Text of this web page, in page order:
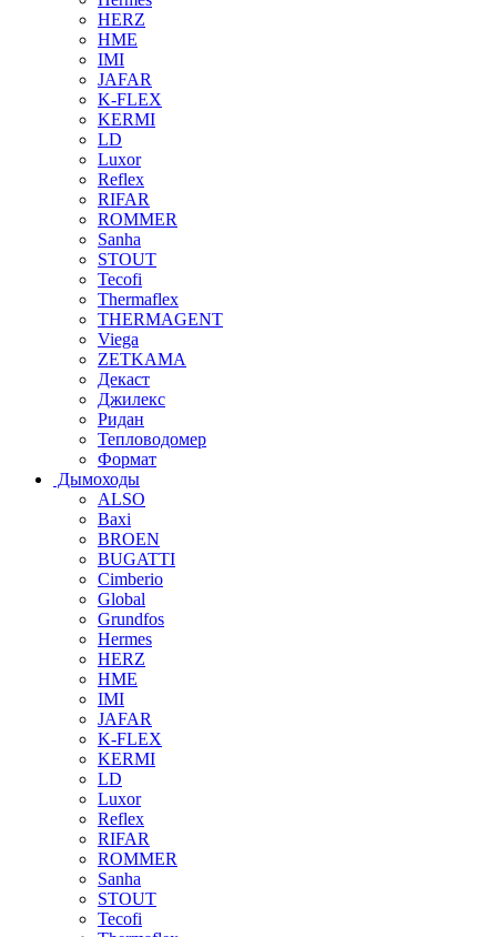
HERZ
HME
IMI
JAFAR
K-FLEX
KERMI
LD
Luxor
Reflex
RIFAR
ROMMER
Sanha
STOUT
Tecofi
Thermaflex
THERMAGENT
Viega
ZETKAMA
Декаст
Джилекс
Ридан
Тепловодомер
Формат
Дымоходы
ALSO
Baxi
BROEN
BUGATTI
Cimberio
Global
Grundfos
Hermes
HERZ
HME
IMI
JAFAR
K-FLEX
KERMI
LD
Luxor
Reflex
RIFAR
ROMMER
Sanha
STOUT
Tecofi